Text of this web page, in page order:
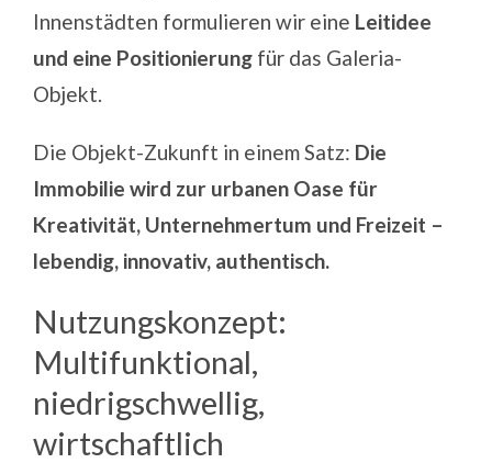
Innenstädten formulieren wir eine Leitidee
und eine Positionierung für das Galeria-
Objekt.
Die Objekt-Zukunft in einem Satz: Die
Immobilie wird zur urbanen Oase für
Kreativität, Unternehmertum und Freizeit –
lebendig, innovativ, authentisch.
Nutzungskonzept:
Multifunktional,
niedrigschwellig,
wirtschaftlich